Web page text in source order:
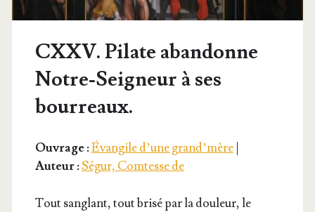
CXXV. Pilate abandonne
Notre-Seigneur à ses
bourreaux.
Ouvrage :Évangile d’une grand’mère|
Auteur :Ségur, Comtesse de
Tout san­glant, tout bri­sé par la dou­leur, le